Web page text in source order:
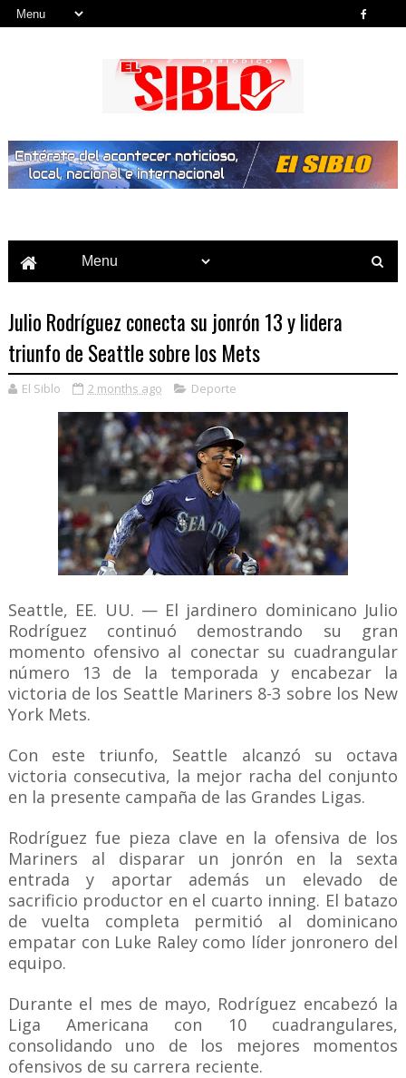
Julio Rodríguez conecta su jonrón 13 y lidera
triunfo de Seattle sobre los Mets
El Siblo 2 months ago Deporte
Seattle, EE. UU. — El jardinero dominicano Julio
Rodríguez continuó demostrando su gran
momento ofensivo al conectar su cuadrangular
número 13 de la temporada y encabezar la
victoria de los Seattle Mariners 8-3 sobre los New
York Mets.
Con este triunfo, Seattle alcanzó su octava
victoria consecutiva, la mejor racha del conjunto
en la presente campaña de las Grandes Ligas.
Rodríguez fue pieza clave en la ofensiva de los
Mariners al disparar un jonrón en la sexta
entrada y aportar además un elevado de
sacrificio productor en el cuarto inning. El batazo
de vuelta completa permitió al dominicano
empatar con Luke Raley como líder jonronero del
equipo.
Durante el mes de mayo, Rodríguez encabezó la
Liga Americana con 10 cuadrangulares,
consolidando uno de los mejores momentos
ofensivos de su carrera reciente.